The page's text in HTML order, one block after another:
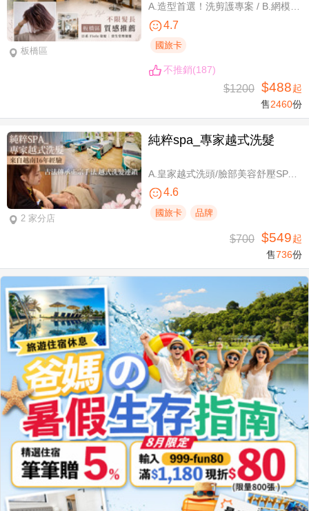
板橋區
A.造型首選！洗剪護專案 / B.網模超質感！日系Fiole染護專案(不分長短，過腰另計) / C.簡單又有型！日系資生堂剪燙護專案(不限髮長) / D.回頭率滿分！Napla娜普菈溫塑剪燙護專案
4.7
國旅卡
不推銷(187)
$1200 $488起
售2460份
2 家分店
純粹spa_專家越式洗髮
A.皇家越式洗頭/臉部美容舒壓SPA/舒壓採耳SPA 三選一40分(手技40分) / B.越式經典足底深層保養+去足繭+精油按摩 / C.越式純粹經典套餐(臉部美容舒壓SPA/舒壓採耳SPA二選一)全程80分(手技80分) / D.越式皇家古法按摩|全身越式精油舒壓/越式古法指壓 任選全程60分(手技60分)
4.6
國旅卡 品牌
$700 $549起
售736份